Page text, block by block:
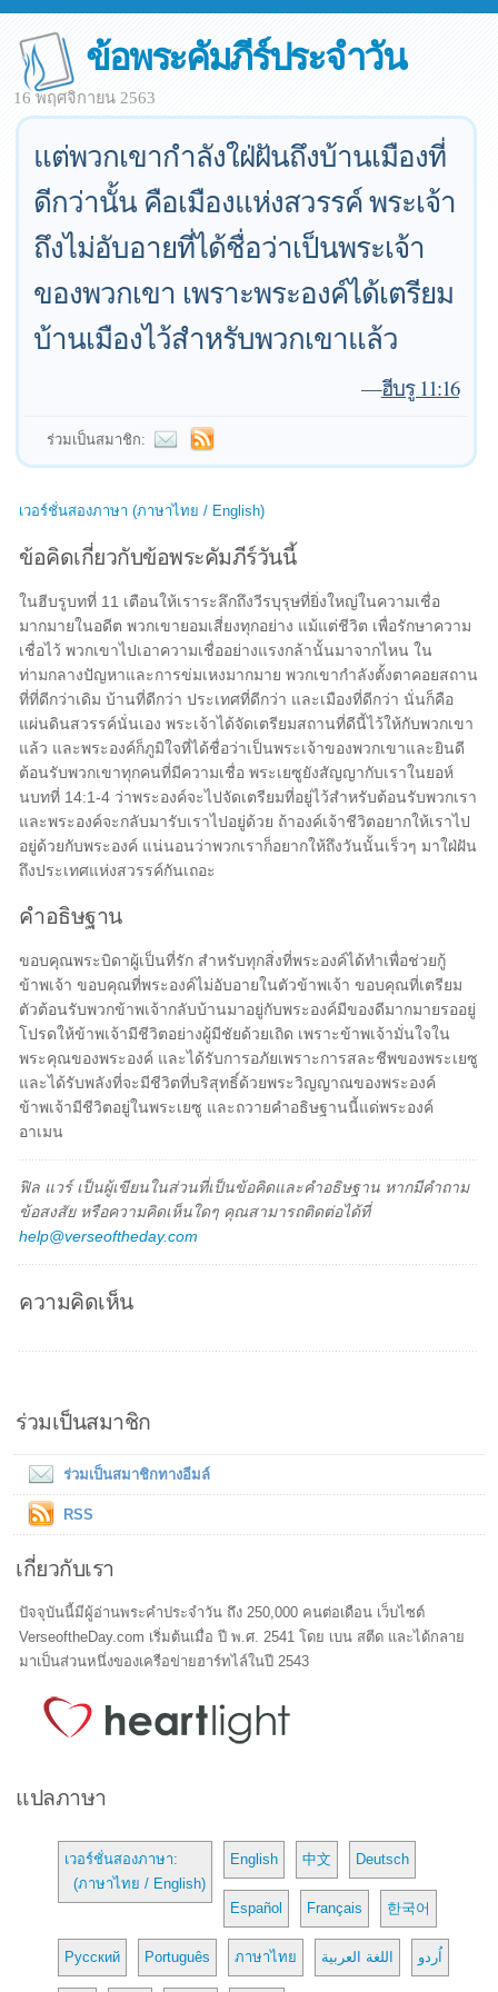
ข้อพระคัมภีร์ประจำวัน
16 พฤศจิกายน 2563
แต่พวกเขากำลังใฝ่ฝันถึงบ้านเมืองที่
ดีกว่านั้น คือเมืองแห่งสวรรค์ พระเจ้า
ถึงไม่อับอายที่ได้ชื่อว่าเป็นพระเจ้า
ของพวกเขา เพราะพระองค์ได้เตรียม
บ้านเมืองไว้สำหรับพวกเขาแล้ว
—ฮีบรู 11:16
ร่วมเป็นสมาชิก:
เวอร์ชั่นสองภาษา (ภาษาไทย / English)
ข้อคิดเกี่ยวกับข้อพระคัมภีร์วันนี้
ในฮีบรูบทที่ 11 เตือนให้เราระลึกถึงวีรบุรุษที่ยิ่งใหญ่ในความเชื่อ
มากมายในอดีต พวกเขายอมเสี่ยงทุกอย่าง แม้แต่ชีวิต เพื่อรักษาความ
เชื่อไว้ พวกเขาไปเอาความเชื่ออย่างแรงกล้านั้นมาจากไหน ใน
ท่ามกลางปัญหาและการข่มเหงมากมาย พวกเขากำลังตั้งตาคอยสถาน
ที่ที่ดีกว่าเดิม บ้านที่ดีกว่า ประเทศที่ดีกว่า และเมืองที่ดีกว่า นั่นก็คือ
แผ่นดินสวรรค์นั่นเอง พระเจ้าได้จัดเตรียมสถานที่ดีนี้ไว้ให้กับพวกเขา
แล้ว และพระองค์ก็ภูมิใจที่ได้ชื่อว่าเป็นพระเจ้าของพวกเขาและยินดี
ต้อนรับพวกเขาทุกคนที่มีความเชื่อ พระเยซูยังสัญญากับเราในยอห์
นบทที่ 14:1-4 ว่าพระองค์จะไปจัดเตรียมที่อยู่ไว้สำหรับต้อนรับพวกเรา
และพระองค์จะกลับมารับเราไปอยู่ด้วย ถ้าองค์เจ้าชีวิตอยากให้เราไป
อยู่ด้วยกับพระองค์ แน่นอนว่าพวกเราก็อยากให้ถึงวันนั้นเร็วๆ มาใฝ่ฝัน
ถึงประเทศแห่งสวรรค์กันเถอะ
คำอธิษฐาน
ขอบคุณพระบิดาผู้เป็นที่รัก สำหรับทุกสิ่งที่พระองค์ได้ทำเพื่อช่วยกู้
ข้าพเจ้า ขอบคุณที่พระองค์ไม่อับอายในตัวข้าพเจ้า ขอบคุณที่เตรียม
ตัวต้อนรับพวกข้าพเจ้ากลับบ้านมาอยู่กับพระองค์มีของดีมากมายรออยู่
โปรดให้ข้าพเจ้ามีชีวิตอย่างผู้มีชัยด้วยเถิด เพราะข้าพเจ้ามั่นใจใน
พระคุณของพระองค์ และได้รับการอภัยเพราะการสละชีพของพระเยซู
และได้รับพลังที่จะมีชีวิตที่บริสุทธิ์ด้วยพระวิญญาณของพระองค์
ข้าพเจ้ามีชีวิตอยู่ในพระเยซู และถวายคำอธิษฐานนี้แด่พระองค์
อาเมน
ฟิล แวร์ เป็นผู้เขียนในส่วนที่เป็นข้อคิดและคำอธิษฐาน หากมีคำถาม
ข้อสงสัย หรือความคิดเห็นใดๆ คุณสามารถติดต่อได้ที่
help@verseoftheday.com
ความคิดเห็น
ร่วมเป็นสมาชิก
ร่วมเป็นสมาชิกทางอีมล์
RSS
เกี่ยวกับเรา
ปัจจุบันนี้มีผู้อ่านพระคำประจำวัน ถึง 250,000 คนต่อเดือน เว็บไซต์
VerseoftheDay.com เริ่มต้นเมื่อ ปี พ.ศ. 2541 โดย เบน สตีด และได้กลาย
มาเป็นส่วนหนึ่งของเครือข่ายฮาร์ทไล์ในปี 2543
แปลภาษา
เวอร์ชั่นสองภาษา:
(ภาษาไทย / English)
English 中文 Deutsch
Español Français 한국어
Русский Português ภาษาไทย اللغة العربية اُردو